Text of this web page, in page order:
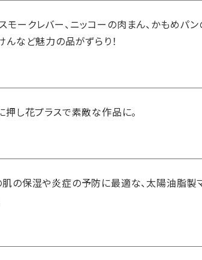
ークレバー、ニッコーの肉まん、かもめパ
んなど魅力の品がずらり！
押し花プラスで素敵な作品に。
の保湿や炎症の予防に最適な、太陽油脂製